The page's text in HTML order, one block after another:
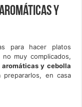
y
para hacer platos
muy complicados,
y cebolla
en casa